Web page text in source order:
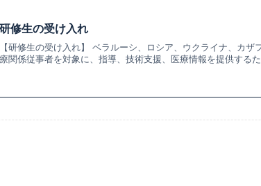
修生の受け入れ
研修生の受け入れ】 ベラルーシ、ロシア、ウクライナ、カザ
関係従事者を対象に、指導、技術支援、医療情報を提供する